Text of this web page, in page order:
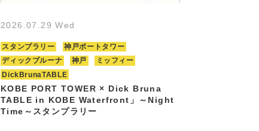
2026.07.29 Wed
スタンプラリー
神戸ポートタワー
ディックブルーナ
神戸
ミッフィー
DickBrunaTABLE
KOBE PORT TOWER × Dick Bruna
TABLE in KOBE Waterfront」～Night
Time～スタンプラリー